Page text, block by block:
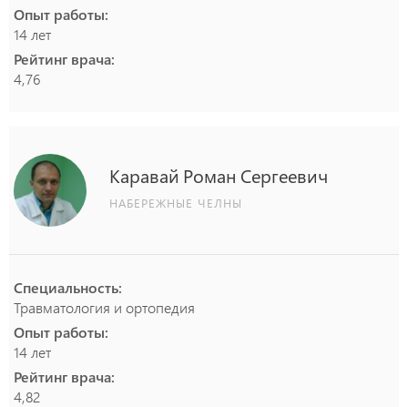
Опыт работы:
14 лет
Рейтинг врача:
4,76
Каравай Роман Сергеевич
НАБЕРЕЖНЫЕ ЧЕЛНЫ
Специальность:
Травматология и ортопедия
Опыт работы:
14 лет
Рейтинг врача:
4,82